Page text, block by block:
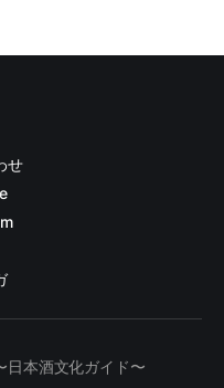
せ
日本酒文化ガイド〜